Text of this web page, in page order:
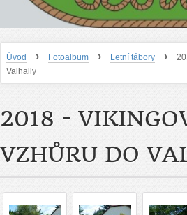
Úvod › Fotoalbum › Letní tábory ›
Valhally
2018 -
VZHŮRU DO